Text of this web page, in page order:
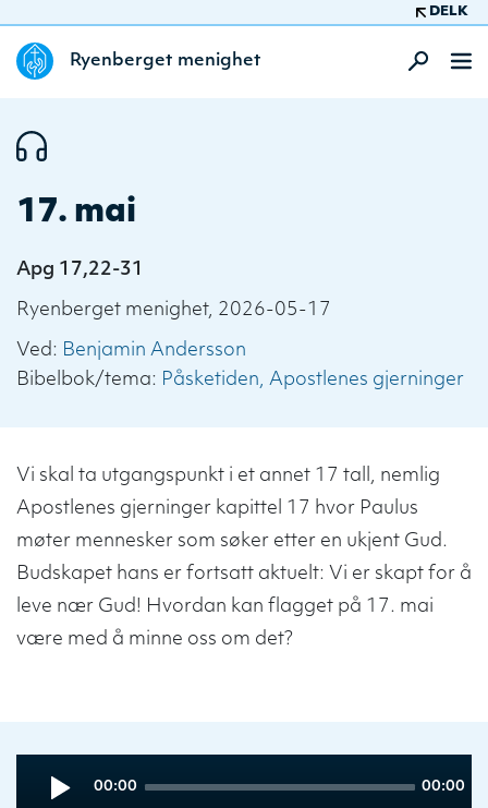
DELK
Ryenberget menighet
17. mai
Apg 17,22-31
Ryenberget menighet, 2026-05-17
Ved: Benjamin Andersson
Bibelbok/tema: Påsketiden Apostlenes gjerninger
Vi skal ta utgangspunkt i et annet 17 tall, nemlig
Apostlenes gjerninger kapittel 17 hvor Paulus
møter mennesker som søker etter en ukjent Gud.
Budskapet hans er fortsatt aktuelt: Vi er skapt for å
leve nær Gud! Hvordan kan flagget på 17. mai
være med å minne oss om det?
Player
Current
00:00
Total
00:00